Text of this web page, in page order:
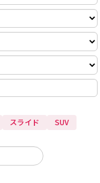
スライド SUV